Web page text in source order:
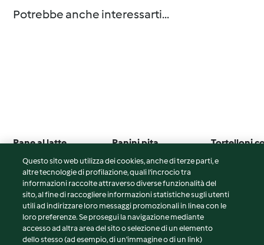
Potrebbe anche interessarti...
Pane al latte
5.0 (12)
Panini pita
5.0 (6)
Tortelloni
© Copyright 2026
Questo sito web utilizza dei cookies, anche di terze parti, e
altre tecnologie di profilazione, quali l’incrocio tra
informazioni raccolte attraverso diverse funzionalità del
sito, al fine di raccogliere informazioni statistiche sugli utenti
utili ad indirizzare loro messaggi promozionali in linea con le
loro preferenze. Se prosegui la navigazione mediante
accesso ad altra area del sito o selezione di un elemento
dello stesso (ad esempio, di un'immagine o di un link)